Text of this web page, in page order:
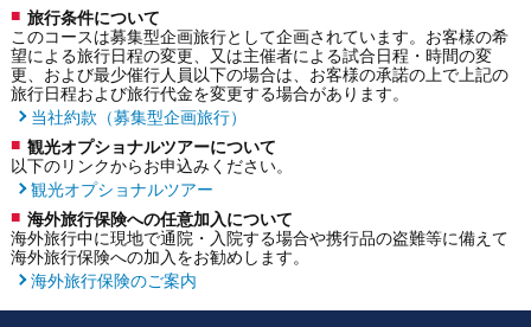
旅行条件について
このコースは募集型企画旅行として企画されています。お客様の希
望による旅行日程の変更、又は主催者による試合日程・時間の変
更、および最少催行人員以下の場合は、お客様の承諾の上で上記の
旅行日程および旅行代金を変更する場合があります。
当社約款（募集型企画旅行）
観光オプショナルツアーについて
以下のリンクからお申込みください。
観光オプショナルツアー
海外旅行保険への任意加入について
海外旅行中に現地で通院・入院する場合や携行品の盗難等に備えて
海外旅行保険への加入をお勧めします。
海外旅行保険のご案内